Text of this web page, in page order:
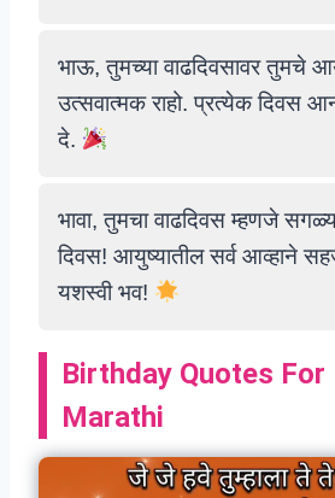
भाऊ, तुमच्या वाढदिवसावर तुमचे
उत्सवात्मक राहो. प्रत्येक दिवस
दे.
भावा, तुमचा वाढदिवस म्हणजे
दिवस! आयुष्यातील सर्व आव्हाने
यशस्वी भव!
Birthday Quotes For
Marathi